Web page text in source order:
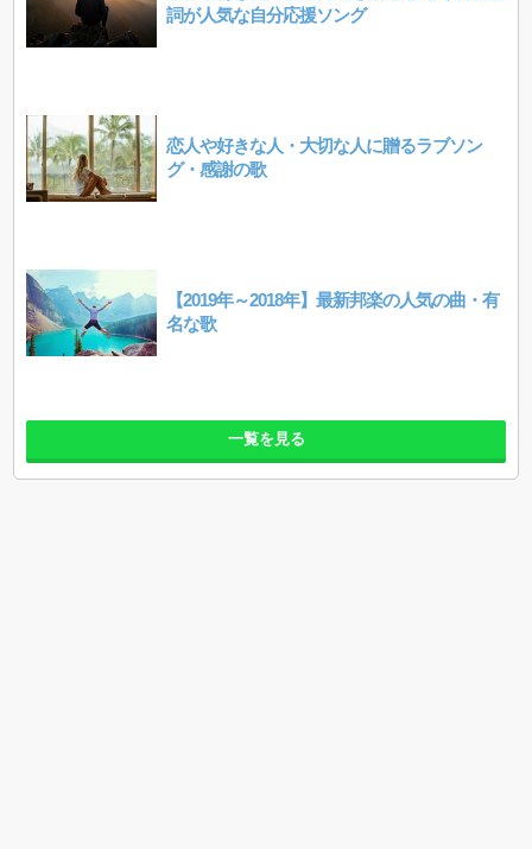
詞が人気な自分応援ソング
恋人や好きな人・大切な人に贈るラブソン
グ・感謝の歌
【2019年～2018年】最新邦楽の人気の曲・有
名な歌
一覧を見る